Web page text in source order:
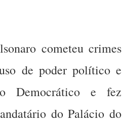
cometeu crimes
de poder político e
Democrático e fez
do Palácio do